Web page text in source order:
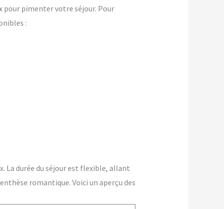
pour pimenter votre séjour. Pour
:
La durée du séjour est flexible, allant
romantique. Voici un aperçu des